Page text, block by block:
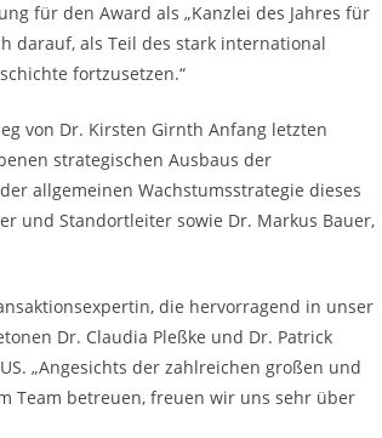
für den Award als „Kanzlei des Jahres für
darauf, als Teil des stark international
fortzusetzen.“
von Dr. Kirsten Girnth Anfang letzten
strategischen Ausbaus der
allgemeinen Wachstumsstrategie dieses
und Standortleiter sowie Dr. Markus Bauer,
die hervorragend in unser
Dr. Claudia Pleßke und Dr. Patrick
„Angesichts der zahlreichen großen und
Team betreuen, freuen wir uns sehr über